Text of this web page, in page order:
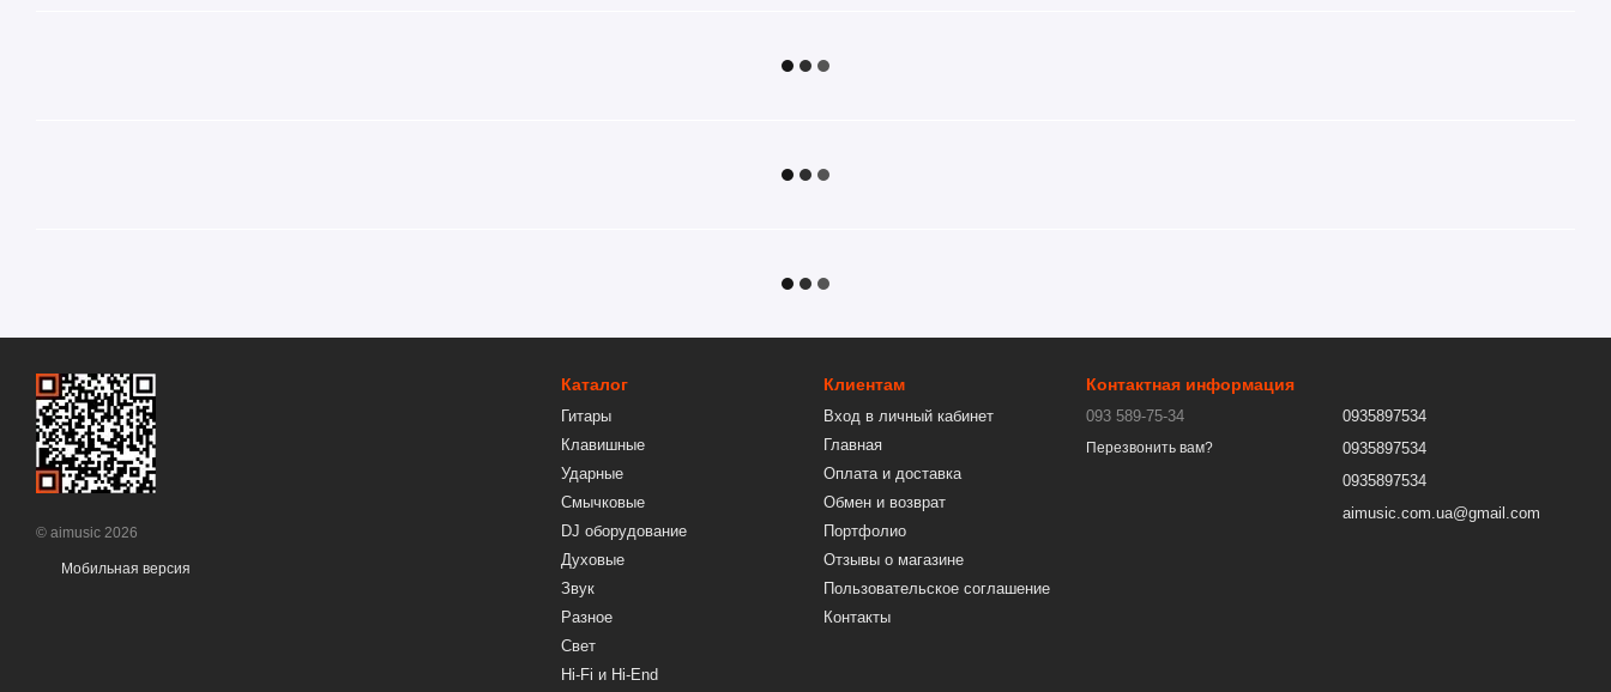
© aimusic 2026
Мобильная версия
Каталог
Гитары
Клавишные
Ударные
Смычковые
DJ оборудование
Духовые
Звук
Разное
Свет
Hi-Fi и Hi-End
Клиентам
Вход в личный кабинет
Главная
Оплата и доставка
Обмен и возврат
Портфолио
Отзывы о магазине
Пользовательское соглашение
Контакты
Контактная информация
093 589-75-34
Перезвонить вам?
0935897534
0935897534
0935897534
aimusic.com.ua@gmail.com